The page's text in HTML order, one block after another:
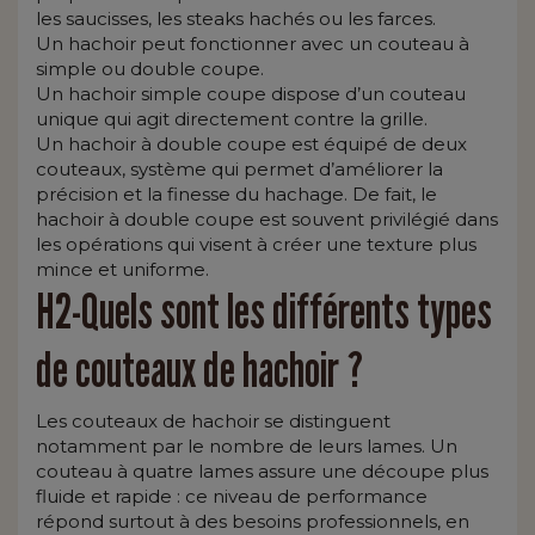
les saucisses, les steaks hachés ou les farces.
Un hachoir peut fonctionner avec un couteau à
simple ou double coupe.
Un hachoir simple coupe dispose d’un couteau
unique qui agit directement contre la grille.
Un hachoir à double coupe est équipé de deux
couteaux, système qui permet d’améliorer la
précision et la finesse du hachage. De fait, le
hachoir à double coupe est souvent privilégié dans
les opérations qui visent à créer une texture plus
mince et uniforme.
H2-Quels sont les différents types
de couteaux de hachoir ?
Les couteaux de hachoir se distinguent
notamment par le nombre de leurs lames. Un
couteau à quatre lames assure une découpe plus
fluide et rapide : ce niveau de performance
répond surtout à des besoins professionnels, en